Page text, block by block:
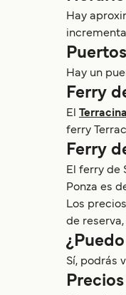
Hay
Hay un
Ferry
El
ferry
Ferry
El ferry de
Ponza es
Los
de
Sí, podrás